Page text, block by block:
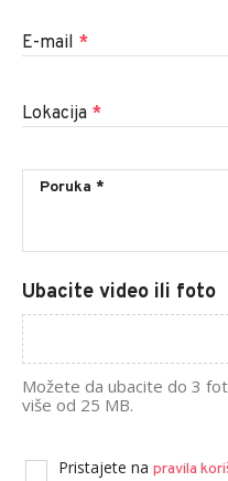
E-mail *
Lokacija *
Ubacite video ili foto
Možete da ubacite do 3
više od 25 MB.
Pristajete na pravila